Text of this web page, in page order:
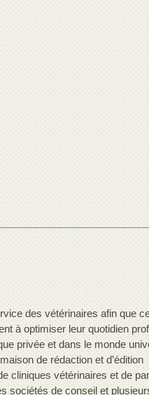
des vétérinaires afin que
à optimiser leur quotidien
privée et dans le monde
de rédaction et d’édition
cliniques vétérinaires et de
sociétés de conseil et